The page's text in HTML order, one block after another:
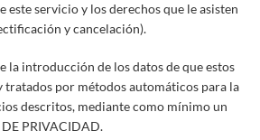
servicio y los derechos que le asisten
y cancelación).
la introducción de los datos de que estos
tratados por métodos automáticos para la
descritos, mediante como mínimo un
PRIVACIDAD.